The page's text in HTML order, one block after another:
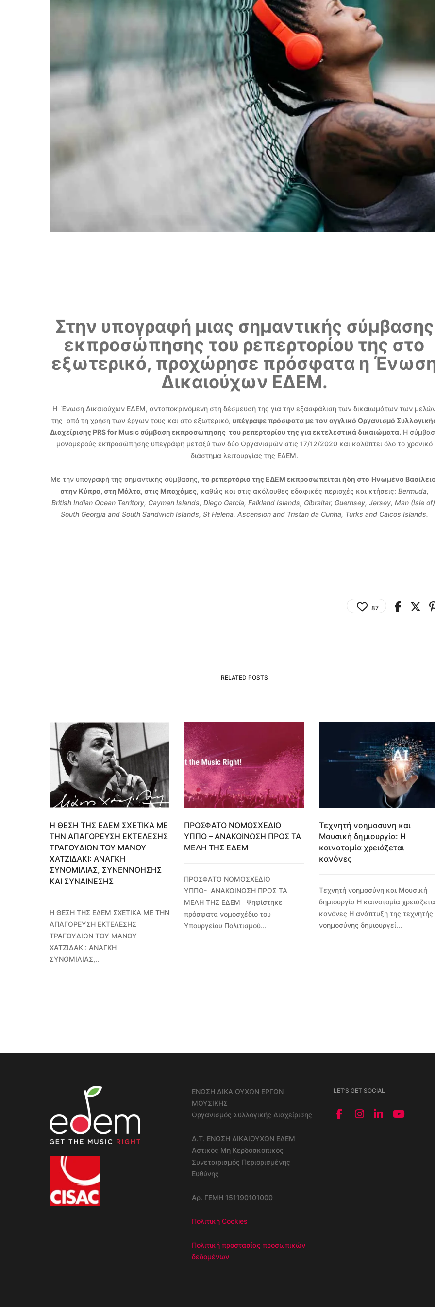
Στην υπογραφή μιας σημαντικής σύμβασης
εκπροσώπησης του ρεπερτορίου της στο
εξωτερικό, προχώρησε πρόσφατα η
Δικαιούχων ΕΔΕΜ.
Η Ένωση Δικαιούχων ΕΔΕΜ, ανταποκρινόμενη στη δέσμευσή της για την εξασφάλιση των δικαιωμάτων των
της από τη χρήση των έργων τους και στο εξωτερικό, υπέγραψε πρόσφατα με τον αγγλικό Οργανισμό
Διαχείρισης PRSfor Music σύμβαση εκπροσώπησης του ρεπερτορίου της για εκτελεστικά δικαιώματα. Η
μονομερούς εκπροσώπησης υπεγράφη μεταξύ των δύο Οργανισμών στις 17/12/2020 και καλύπτει όλο το χρονικό
διάστημα λειτουργίας της ΕΔΕΜ.
Με την υπογραφή της σημαντικής σύμβασης,το ρεπερτόριο της ΕΔΕΜ εκπροσωπείται ήδη στο Ηνωμένο
στην Κύπρο, στη Μάλτα, στις Μπαχάμες, καθώς και στις ακόλουθες εδαφικές περιοχές και κτήσεις: Bermuda,
British Indian Ocean Territory, Cayman Islands, Diego Garcia, Falkland Islands, Gibraltar, Guernsey,Jersey, Man (Isle
South Georgia and South Sandwich Islands, St Helena, Ascension and Tristan da Cunha, Turks and Caicos Islands.
87
RELATED POSTS
Η ΘΕΣΗ ΤΗΣ ΕΔΕΜ ΣΧΕΤΙΚΑ ΜΕ
ΤΗΝ ΑΠΑΓΟΡΕΥΣΗ ΕΚΤΕΛΕΣΗΣ
ΤΡΑΓΟΥΔΙΩΝ ΤΟΥ ΜΑΝΟΥ
ΧΑΤΖΙΔΑΚΙ: ΑΝΑΓΚΗ
ΣΥΝΟΜΙΛΙΑΣ, ΣΥΝΕΝΝΟΗΣΗΣ
ΚΑΙ ΣΥΝΑΙΝΕΣΗΣ
Η ΘΕΣΗ ΤΗΣ ΕΔΕΜ ΣΧΕΤΙΚΑ ΜΕ ΤΗΝ
ΑΠΑΓΟΡΕΥΣΗ ΕΚΤΕΛΕΣΗΣ
ΤΡΑΓΟΥΔΙΩΝ ΤΟΥ ΜΑΝΟΥ
ΧΑΤΖΙΔΑΚΙ: ΑΝΑΓΚΗ
ΣΥΝΟΜΙΛΙΑΣ,...
ΠΡΟΣΦΑΤΟ ΝΟΜΟΣΧΕΔΙΟ
ΥΠΠΟ – ΑΝΑΚΟΙΝΩΣΗ ΠΡΟΣ ΤΑ
ΜΕΛΗ ΤΗΣ ΕΔΕΜ
ΠΡΟΣΦΑΤΟ ΝΟΜΟΣΧΕΔΙΟ
ΥΠΠΟ- ΑΝΑΚΟΙΝΩΣΗ ΠΡΟΣ ΤΑ
ΜΕΛΗ ΤΗΣ ΕΔΕΜ Ψηφίστηκε
πρόσφατα νομοσχέδιο του
Υπουργείου Πολιτισμού...
Τεχνητή νοημοσύνη και
Μουσική δημιουργία: Η
καινοτομία χρειάζεται
κανόνες
Τεχνητή νοημοσύνη και Μουσική
δημιουργία Η καινοτομία
κανόνες Η ανάπτυξη της τεχνητής
νοημοσύνης δημιουργεί...
ΕΝΩΣΗ ΔΙΚΑΙΟΥΧΩΝ ΕΡΓΩΝ
ΜΟΥΣΙΚΗΣ
Οργανισμός Συλλογικής Διαχείρισης
Δ.Τ. ΕΝΩΣΗ ΔΙΚΑΙΟΥΧΩΝ ΕΔΕΜ
Αστικός Μη Κερδοσκοπικός
Συνεταιρισμός Περιορισμένης
Ευθύνης
Αρ. ΓΕΜΗ 151190101000
Πολιτική Cookies
Πολιτική προστασίας προσωπικών
δεδομένων
LET’S GET SOCIAL